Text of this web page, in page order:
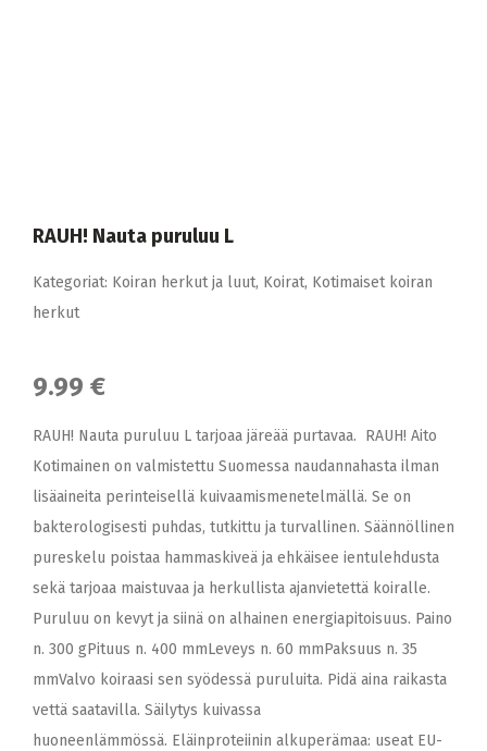
RAUH! Nauta puruluu L
Kategoriat: Koiran herkut ja luut, Koirat, Kotimaiset koiran
herkut
9.99 €
RAUH! Nauta puruluu L tarjoaa järeää purtavaa. RAUH! Aito
Kotimainen on valmistettu Suomessa naudannahasta ilman
lisäaineita perinteisellä kuivaamismenetelmällä. Se on
bakterologisesti puhdas, tutkittu ja turvallinen. Säännöllinen
pureskelu poistaa hammaskiveä ja ehkäisee ientulehdusta
sekä tarjoaa maistuvaa ja herkullista ajanvietettä koiralle.
Puruluu on kevyt ja siinä on alhainen energiapitoisuus. Paino
n. 300 gPituus n. 400 mmLeveys n. 60 mmPaksuus n. 35
mmValvo koiraasi sen syödessä puruluita. Pidä aina raikasta
vettä saatavilla. Säilytys kuivassa
huoneenlämmössä. Eläinproteiinin alkuperämaa: useat EU-